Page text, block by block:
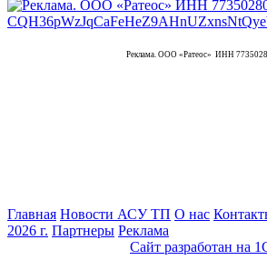
Реклама. ООО «Ратеос» ИНН
Главная Новости АСУ ТП О нас
2026 г. Партнеры Реклама
Сайт разработан на